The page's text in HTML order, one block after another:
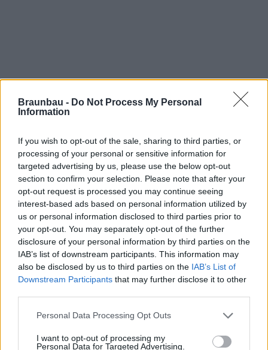
Braunbau - Do Not Process My Personal
Information
If you wish to opt-out of the sale, sharing to third parties, or
processing of your personal or sensitive information for
targeted advertising by us, please use the below opt-out
section to confirm your selection. Please note that after your
opt-out request is processed you may continue seeing
interest-based ads based on personal information utilized by
us or personal information disclosed to third parties prior to
your opt-out. You may separately opt-out of the further
disclosure of your personal information by third parties on the
IAB’s list of downstream participants. This information may
also be disclosed by us to third parties on the IAB’s List of
Downstream Participants that may further disclose it to other
Personal Data Processing Opt Outs
I want to opt-out of processing my
Personal Data for Targeted Advertising.
Tel.:
Hétfő-péntek:07:30-16:30
Szombat: 07:30-12:00